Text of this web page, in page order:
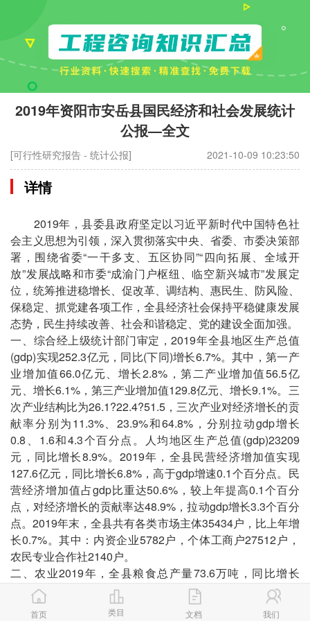
2019年资阳市安岳县国民经济和社会发展统计
公报—全文
[可行性研究报告 - 统计公报] 2021-10-09 10:23:50
详情
2019年，县委县政府坚定以习近平新时代中国特色社
会主义思想为引领，深入贯彻落实中央、省委、市委决策部
署，围绕省委“一干多支、五区协同”“四向拓展、全域开
放”发展战略和市委“成渝门户枢纽、临空新兴城市”发展定
位，统筹推进稳增长、促改革、调结构、惠民生、防风险、
保稳定、抓党建各项工作，全县经济社会保持平稳健康发展
态势，民生持续改善、社会和谐稳定、党的建设全面加强。
一、综合经上级统计部门审定，2019年全县地区生产总值
(gdp)实现252.3亿元，同比(下同)增长6.7%。其中，第一产
业增加值66.0亿元、增长2.8%，第二产业增加值56.5亿
元、增长6.1%，第三产业增加值129.8亿元、增长9.1%。三
次产业结构比为26.1?22.4?51.5，三次产业对经济增长的贡
献率分别为11.3%、23.9%和64.8%，分别拉动gdp增长
0.8、1.6和4.3个百分点。人均地区生产总值(gdp)23209
元，同比增长8.9%。2019年，全县民营经济增加值实现
127.6亿元，同比增长6.8%，高于gdp增速0.1个百分点。民
营经济增加值占gdp比重达50.6%，较上年提高0.1个百分
点，对经济增长的贡献率达48.9%，拉动gdp增长3.3个百分
点。2019年末，全县共有各类市场主体35434户，比上年增
长0.7%。其中：内资企业5782户，个体工商户27512户，
农民专业合作社2140户。
二、农业2019年，全县粮食总产量73.6万吨，同比增长
0.01%。其中，小春产量4.3万吨、增长0.07%，大春产量
69.3万吨、增长0.01%。小麦产量1.4万吨、下降10.5%，水
首页 类目 文档 我们